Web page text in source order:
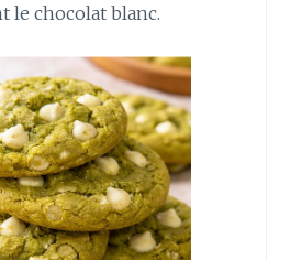
le chocolat blanc.